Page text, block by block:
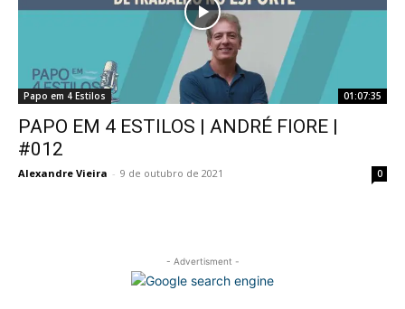
Papo em 4 Estilos 01:07:35
PAPO EM 4 ESTILOS | ANDRÉ FIORE |
#012
Alexandre Vieira - 9 de outubro de 2021 0
- Advertisment -